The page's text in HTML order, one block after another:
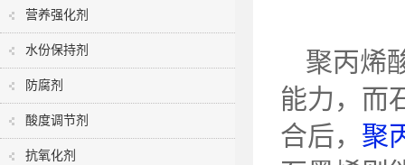
营养强化剂
水份保持剂
防腐剂
酸度调节剂
抗氧化剂
聚丙烯
能力，而
合后， 聚